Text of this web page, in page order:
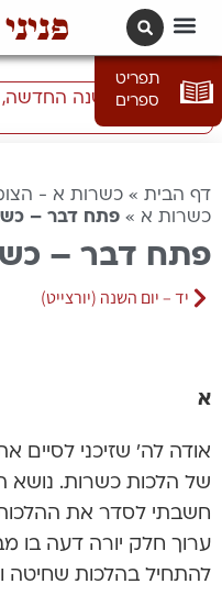
תפריט
ספרים
התכוננו לשנה החדשה,
דף הבית » כשרות א -
כשרות א » פתח דבר –
פתח דבר –
יד – יום השנה (יורצייט)
א
אודה לה’ שזיכני לסיים
של הלכות כשרות. נושא
חשבתי לסדר את ההלכות
ערוך חלק יורה דעה בו
להתחיל בהלכות שחיטה